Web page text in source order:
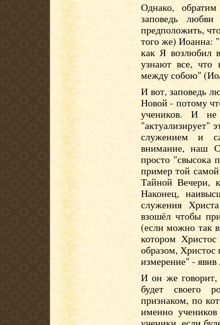
Однако,
заповедь
предположить,
того же) Иоанна:
как Я возлюбил
узнают все, что
между собою"
И вот, заповедь
Новой - потому
учеников. И не
"актуализирует"
служением и
внимание, наш
просто "свысока
пример той
Тайной Вечери,
Наконец,
служения
взошёл чтобы
(если можно так
котором
образом, Христос
измерение" -
И он же говорит,
будет своего
признаком, по
именно